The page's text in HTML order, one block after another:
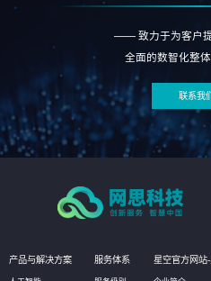
—— 致力于为客户
全面的数智化整
联系我
产品与解决方案 服务体系 星空官方网站